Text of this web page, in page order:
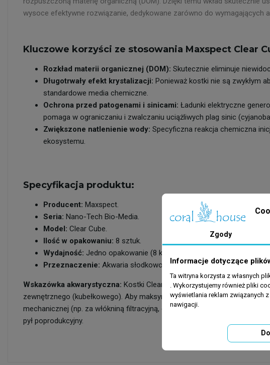
wysoce efektywne rozwiązanie, dedykowane zarówno do wymagających
Kluczowe korzyści ze stosowania Maxspect Clear
Rozkład materii organicznej (DOM): Skutecznie eliminuje
Długotrwały efekt krystalizacji: Ponieważ kostki nie są zwykłym
standardowe media chemiczne.
Ochrona przed patogenami i sinicami: Ładunki elektryczne
pomaga w ograniczaniu i zwalczaniu uciążliwych plag sinic
Zwiększone natlenienie wody: Specyficzna reakcja chemiczna
ekosystemu.
Specyfikacja produktu:
Producent: Maxspect.
Seria: Nano-Tech Bio-Media.
Model: Clear Cube.
Ilość w opakowaniu: 8 sztuk.
Wydajność: Jedno opakowanie (8 kostek) skutecznie oczyszcza
Przeznaczenie: Akwaria słodkowodne oraz morskie.
Wskazówka akwarystyczna: Kostki Clear Cube najlepiej umieścić w
zewnętrznego (kubełkowego). Aby maksymalnie wydłużyć ich
mechanicznej (np. za włókniną filtracyjną, gąbką lub rollermatem).
pył poprodukcyjny.
Zgody
Informacje dotyczące
Ta witryna korzysta z własnych
. Wykorzystujemy również pliki
wyświetlania reklam związanych
nawigacji.